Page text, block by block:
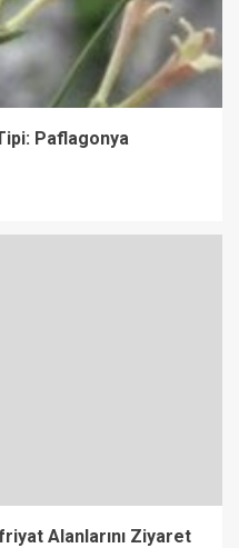
Paflagonya
Alanlarını Ziyaret